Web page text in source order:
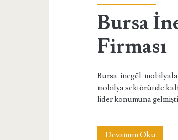
Bursa
Firması
Bursa inegöl
mobilya sektöründe
lider konumuna
Devamını OkuBursa